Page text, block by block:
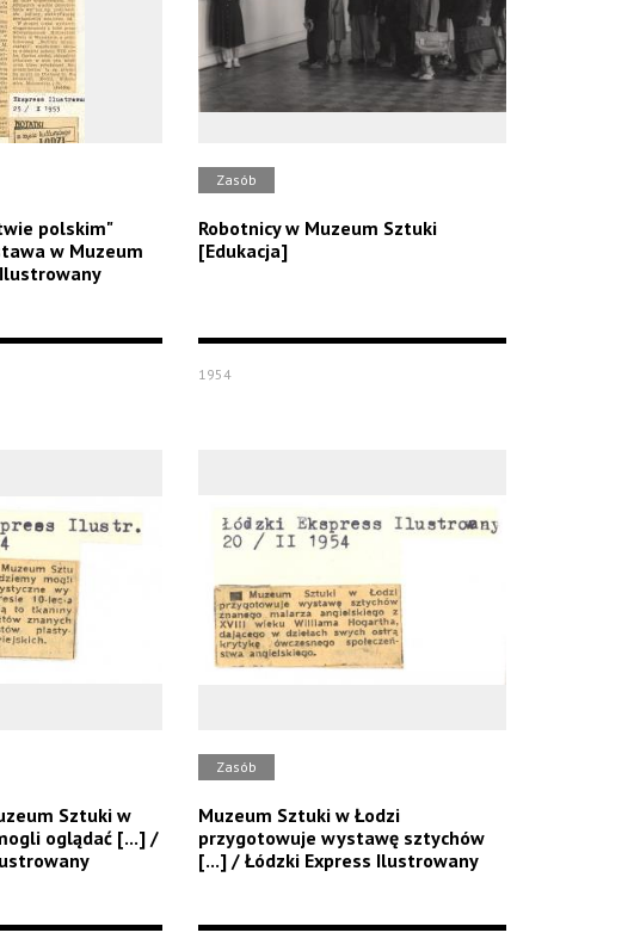
polskim"
w Muzeum
Zasób
Robotnicy w Muzeum Sztuki
[Edukacja]
1954
Sztuki w
oglądać [...] /
Zasób
Muzeum Sztuki w Łodzi
przygotowuje wystawę sztychów
[...] / Łódzki Express Ilustrowany